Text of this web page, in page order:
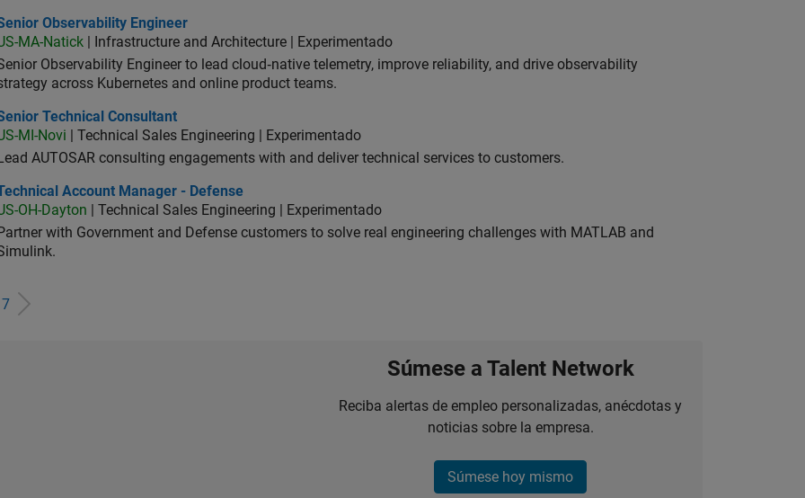
Observability Engineer
Observability Engineer
MA-Natick | Infrastructure and Architecture | Experimentado
Observability Engineer to lead cloud‑native telemetry, improve reliability, and drive observability
across Kubernetes and online product teams.
Technical Consultant
Technical Consultant
MI-Novi | Technical Sales Engineering | Experimentado
Lead AUTOSAR consulting engagements with and deliver technical services to customers.
Account Manager - Defense
Account Manager - Defense
OH-Dayton | Technical Sales Engineering | Experimentado
Partner with Government and Defense customers to solve real engineering challenges with MATLAB and
7
Súmese a Talent Network
Reciba alertas de empleo personalizadas, anécdotas y
noticias sobre la empresa.
Súmese hoy mismo